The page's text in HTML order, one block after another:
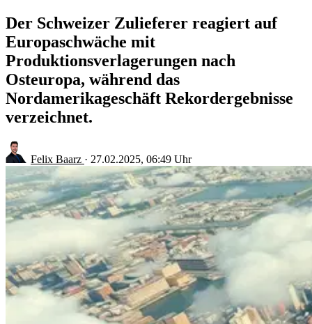
Der Schweizer Zulieferer reagiert auf
Europaschwäche mit
Produktionsverlagerungen nach
Osteuropa, während das
Nordamerikageschäft Rekordergebnisse
verzeichnet.
Felix Baarz · 27.02.2025, 06:49 Uhr